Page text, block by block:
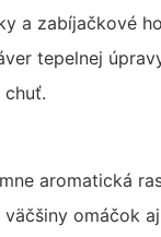
a zabíjačkové
tepelnej
chuť.
aromatická
omáčok